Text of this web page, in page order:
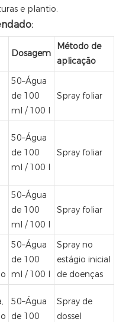
e plantio.
Dosagem
Método de
aplicação
50–Água
de 100
ml / 100 l
Spray foliar
50–Água
de 100
ml / 100 l
Spray foliar
50–Água
de 100
ml / 100 l
Spray foliar
50–Água
de 100
ml / 100 l
Spray no
estágio inicial
de doenças
50–Água
de 100
Spray de
dossel